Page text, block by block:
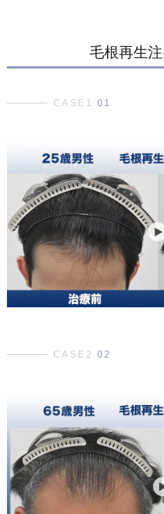
毛根再生
CASE101
CASE202